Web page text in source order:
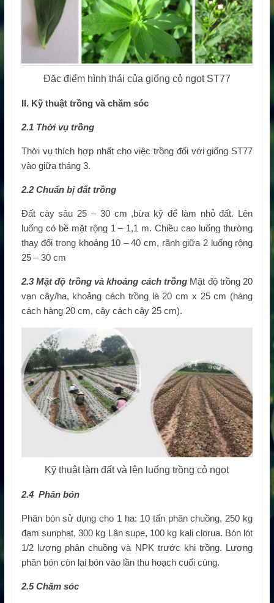
Đặc điểm hình thái của giống cỏ ngọt ST77
II. Kỹ thuật trồng và chăm sóc
2.1 Thời vụ trồng
Thời vụ thích hợp nhất cho việc trồng đối với giống ST77
vào giữa tháng 3.
2.2 Chuẩn bị đất trồng
Đất cày sâu 25 – 30 cm ,bừa kỹ để làm nhỏ đất. Lên
luống có bề mặt rộng 1 – 1,1 m. Chiều cao luống thường
thay đổi trong khoảng 10 – 40 cm, rãnh giữa 2 luống rộng
25 – 30 cm
2.3 Mật độ trồng và khoảng cách trồngMật độ trồng 20
vạn cây/ha, khoảng cách trồng là 20 cm x 25 cm (hàng
cách hàng 20 cm, cây cách cây 25 cm).
Kỹ thuật làm đất và lên luống trồng cỏ ngọt
2.4 Phân bón
Phân bón sử dụng cho 1 ha: 10 tấn phân chuồng, 250 kg
đạm sunphat, 300 kg Lân supe, 100 kg kali clorua. Bón lót
1/2 lượng phân chuồng và NPK trước khi trồng. Lượng
phân bón còn lại bón vào lần thu hoạch cuối cùng.
2.5 Chăm sóc